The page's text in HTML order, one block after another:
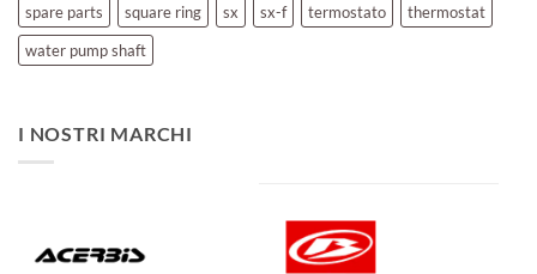
spare parts
square ring sx sx-f termostato
thermostat
water pump shaft
I NOSTRI MARCHI